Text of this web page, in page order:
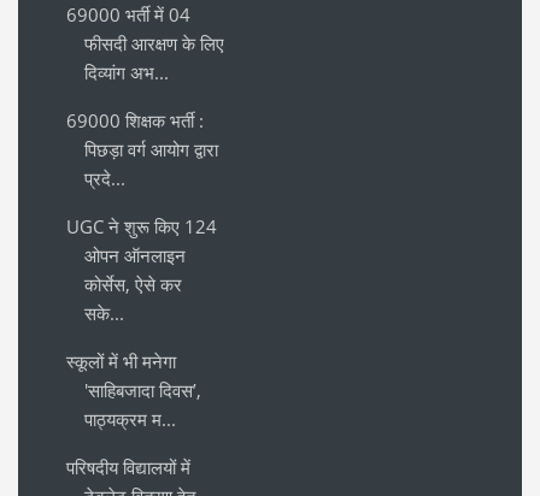
69000 भर्ती में 04
फीसदी आरक्षण के लिए
दिव्यांग अभ...
69000 शिक्षक भर्ती :
पिछड़ा वर्ग आयोग द्वारा
प्रदे...
UGC ने शुरू किए 124
ओपन ऑनलाइन
कोर्सेस, ऐसे कर
सके...
स्कूलों में भी मनेगा
'साहिबजादा दिवस’,
पाठ्यक्रम म...
परिषदीय विद्यालयों में